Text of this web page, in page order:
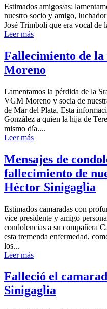
Estimados amigos/as:
nuestro socio y amigo,
José Trimboli que era vocal de
Leer más
Fallecimiento de
Moreno
Lamentamos la pérdida de la
VGM Moreno y socia de
de Mar del Plata. Esta
González a quien la hija de
mismo día....
Leer más
Mensajes de
fallecimiento de
Héctor Sinigaglia
Estimados camaradas con
vice presidente y amigo
condolencias a su compañera
esta tremenda enfermedad,
los...
Leer más
Falleció el
Sinigaglia